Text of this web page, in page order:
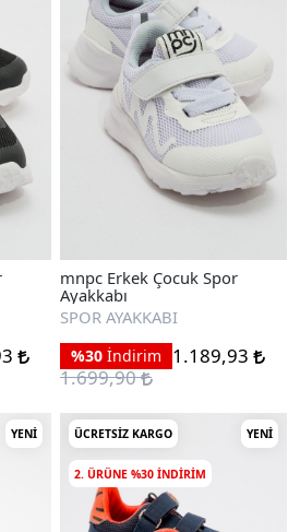
mnpc Erkek Çocuk Spor
Ayakkabı
SPOR AYAKKABI
%30 İndirim
1.189,93
1.699,90
YENI ÜCRETSIZ KARGO YENI
2. ÜRÜNE %30 INDIRIM